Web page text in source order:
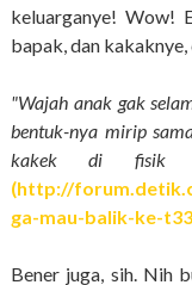
keluarganye! Wow!
bapak, dan
"Wajah anak gak
bentuk-nya mirip
kakek di fisik
(http://
ga-mau-balik-ke-
Bener juga, sih. Nih